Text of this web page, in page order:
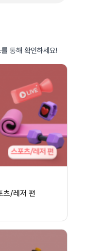
통해 확인하세요!
츠/레저 편